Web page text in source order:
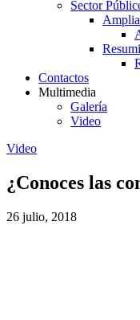
Sector
Contactos
Multimedia
Galería
Video
Video
¿Conoces las
26 julio, 2018